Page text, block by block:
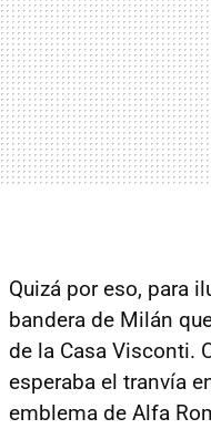
Quizá por eso, para
bandera de Milán
de la Casa Visconti.
esperaba el tranvía
emblema de Alfa